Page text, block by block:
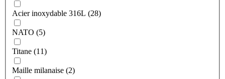
Acier inoxydable 316L (28)
NATO (5)
Titane (11)
Maille milanaise (2)